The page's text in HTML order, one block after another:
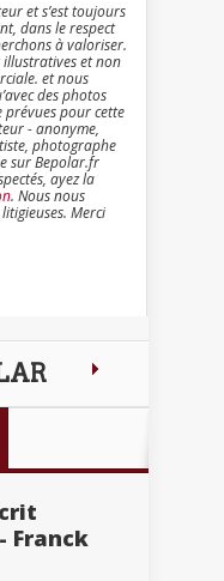
et s’est toujours
dans le respect
à valoriser.
illustratives et non
et nous
des photos
prévues pour cette
- anonyme,
photographe
sur Bepolar.fr
ayez la
. Nous nous
Merci
Franck